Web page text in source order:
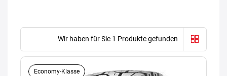
Wir haben für Sie 1 Produkte gefunden
Economy-Klasse